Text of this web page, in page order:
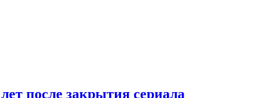
после закрытия сериала